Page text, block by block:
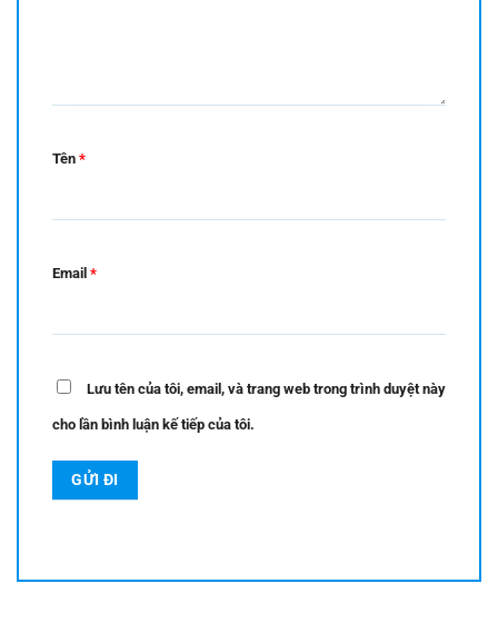
Tên *
Email *
Lưu tên của tôi, email, và trang web trong trình duyệt này
cho lần bình luận kế tiếp của tôi.